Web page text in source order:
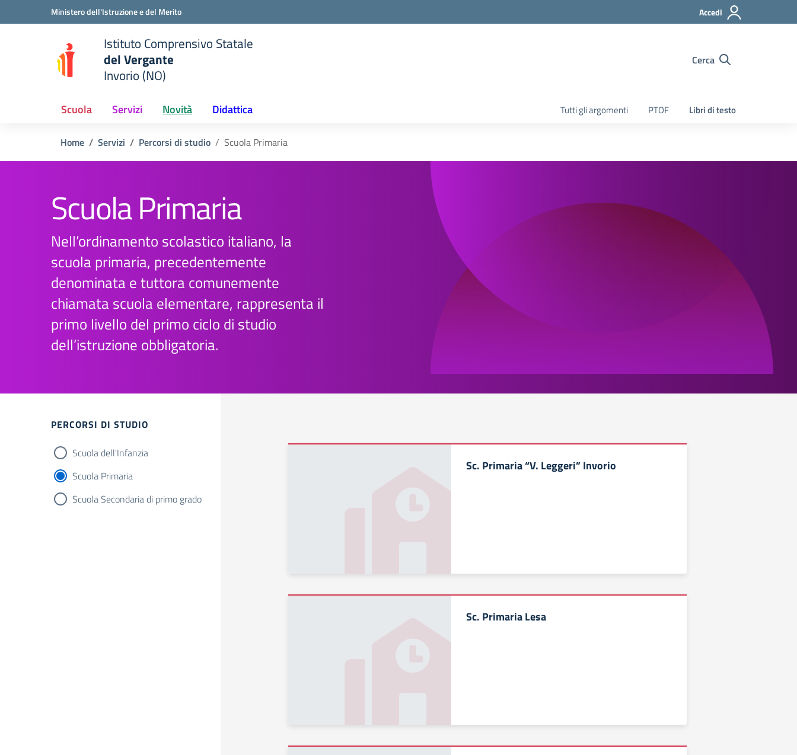
Vai ai contenuti
Vai al menu di navigazioneMinistero dell'Istruzione e del Merito Accedi
scuola
Istituto Comprensivo Statale
del Vergante
Invorio (NO)
Cerca
Scuola Servizi Novità Didattica Tutti gli argomenti PTOF Libri di testo
Home Servizi Percorsi di studio Scuola Primaria
Scuola Primaria
Nell’ordinamento scolastico italiano, la
scuola primaria, precedentemente
denominata e tuttora comunemente
chiamata scuola elementare, rappresenta il
primo livello del primo ciclo di studio
dell’istruzione obbligatoria.
Filtri
PERCORSI DI STUDIO
Scuola dell'Infanzia
Scuola Primaria
Scuola Secondaria di primo grado
Sc. Primaria “V. Leggeri” Invorio
Sc. Primaria Lesa